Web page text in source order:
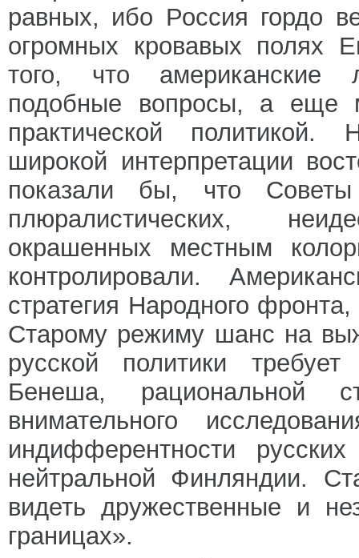
равных, ибо Россия гордо
огромных кровавых полях
того, что американские
подобные вопросы, а еще
практической
широкой интерпретации
показали бы, что
плюралистических,
окрашенных местным
контролировали.
стратегия Народного
Старому режиму шанс на
русской политики
Бенеша, рациональной
внимательного
индифферентности
нейтральной Финляндии.
видеть дружественные и
границах».